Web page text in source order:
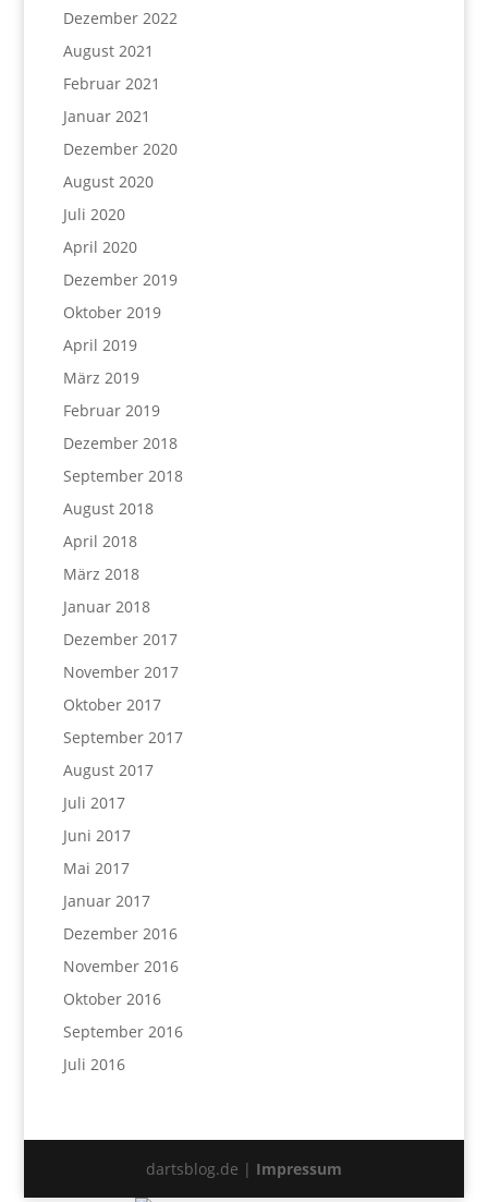
Dezember 2022
August 2021
Februar 2021
Januar 2021
Dezember 2020
August 2020
Juli 2020
April 2020
Dezember 2019
Oktober 2019
April 2019
März 2019
Februar 2019
Dezember 2018
September 2018
August 2018
April 2018
März 2018
Januar 2018
Dezember 2017
November 2017
Oktober 2017
September 2017
August 2017
Juli 2017
Juni 2017
Mai 2017
Januar 2017
Dezember 2016
November 2016
Oktober 2016
September 2016
Juli 2016
dartsblog.de | Impressum